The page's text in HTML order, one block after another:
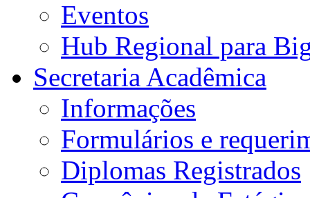
Eventos
Hub Regional para
Secretaria Acadêmica
Informações
Formulários e
Diplomas Registrados